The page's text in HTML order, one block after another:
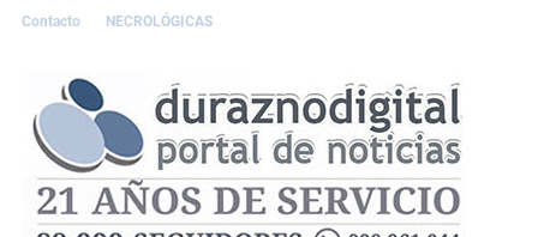
Contacto NECROLÓGICAS